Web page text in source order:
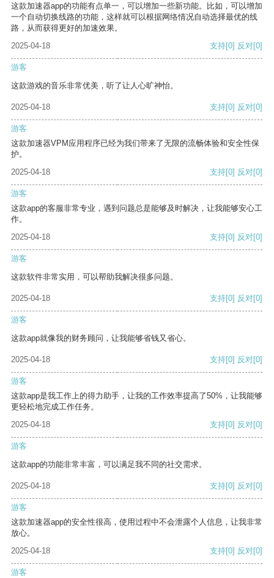
这款加速器app的功能有点单一，可以增加一些新功能。比如，可以增加
一个自动切换线路的功能，这样就可以根据网络情况自动选择最优的线
路，从而获得更好的加速效果。
2025-04-18
支持[0] 反对[0]
游客
这款游戏的音乐非常优美，听了让人心旷神怡。
2025-04-18 支持[0] 反对[0]
游客
这款加速器VPM应用程序已经为我们带来了无限的流畅体验和安全性保
护。
2025-04-18
支持[0] 反对[0]
游客
这款app的客服非常专业，遇到问题总是能够及时解决，让我能够安心工
作。
2025-04-18
支持[0] 反对[0]
游客
这款软件非常实用，可以帮助我解决很多问题。
2025-04-18 支持[0] 反对[0]
游客
这款app就像我的财务顾问，让我能够省钱又省心。
2025-04-18 支持[0] 反对[0]
游客
这款app是我工作上的得力助手，让我的工作效率提高了50%，让我能够
更轻松地完成工作任务。
2025-04-18
支持[0] 反对[0]
游客
这款app的功能非常丰富，可以满足我不同的社交需求。
2025-04-18 支持[0] 反对[0]
游客
这款加速器app的安全性很高，使用过程中不会泄露个人信息，让我非常
放心。
2025-04-18
支持[0] 反对[0]
游客